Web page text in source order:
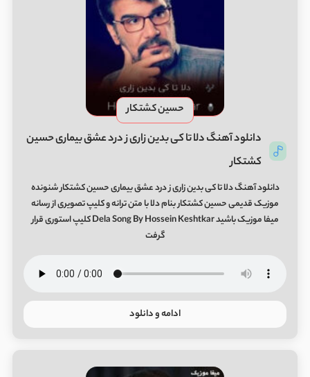
حسین کشتکار
دانلود آهنگ دلا تا کی بدین زاری ز درد عشق بیماری حسین
کشتکار
دانلود آهنگ دلا تا کی بدین زاری ز درد عشق بیماری حسین کشتکار شنونده
موزیک قدیمی حسین کشتکار بنام دلا با متن ترانه و کلیپ تصویری از رسانه
میفا موزیک باشید Dela Song By Hossein Keshtkar کلیپ استوری قرار
گرفت
ادامه و دانلود